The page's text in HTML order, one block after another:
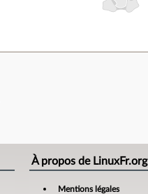
À propos de LinuxFr.org
Mentions légales